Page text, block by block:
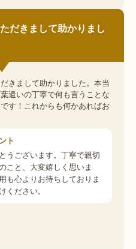
だきまして助かりまし
きまして助かりました。本当
遣いの丁寧で何も言うことな
す！これからも何かあればお
ト
うございます。丁寧で親切
こと、大変嬉しく思いま
も心よりお待ちしておりま
ください。